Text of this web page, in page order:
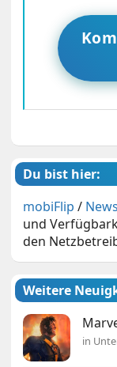
Du bist hier:
mobiFlip / News
und
den
Weitere
in